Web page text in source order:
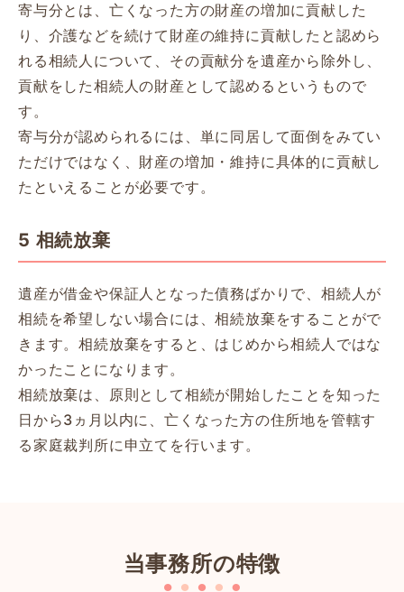
寄与分とは、亡くなった方の財産の増加に貢献した
り、介護などを続けて財産の維持に貢献したと認めら
れる相続人について、その貢献分を遺産から除外し、
貢献をした相続人の財産として認めるというもので
す。
寄与分が認められるには、単に同居して面倒をみてい
ただけではなく、財産の増加・維持に具体的に貢献し
たといえることが必要です。
5 相続放棄
遺産が借金や保証人となった債務ばかりで、相続人が
相続を希望しない場合には、相続放棄をすることがで
きます。相続放棄をすると、はじめから相続人ではな
かったことになります。
相続放棄は、原則として相続が開始したことを知った
日から3ヵ月以内に、亡くなった方の住所地を管轄す
る家庭裁判所に申立てを行います。
当事務所の特徴